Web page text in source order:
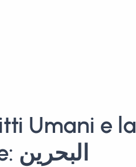
Umani e la
Trasparenza nel Paese: البحرين